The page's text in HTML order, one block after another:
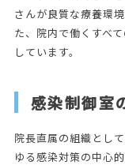
さんが良質な療養環
た、院内で働くすべ
しています。
感染制御室
院長直属の組織とし
ゆる感染対策の中心